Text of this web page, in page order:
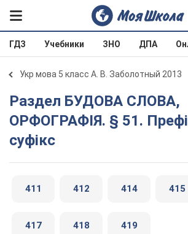
ГДЗ Учебники ЗНО ДПА
Укр мова 5 класс А. В. Заболотный 2013
Раздел БУДОВА СЛОВА,
ОРФОГРАФІЯ. § 51.
суфікс
411 412 414 415
417 418 419